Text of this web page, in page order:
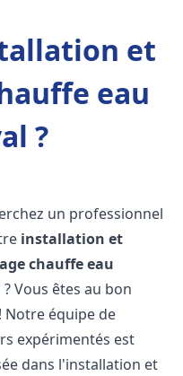
et
eau
?
un professionnel
installation et
chauffe eau
? Vous êtes au bon
Notre équipe de
expérimentés est
dans l'installation et